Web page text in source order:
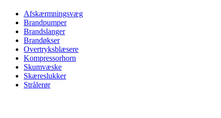
Afskærmningsvæg
Brandpumper
Brandslanger
Brandøkser
Overtryksblæsere
Kompressorhorn
Skumvæske
Skæreslukker
Strålerør